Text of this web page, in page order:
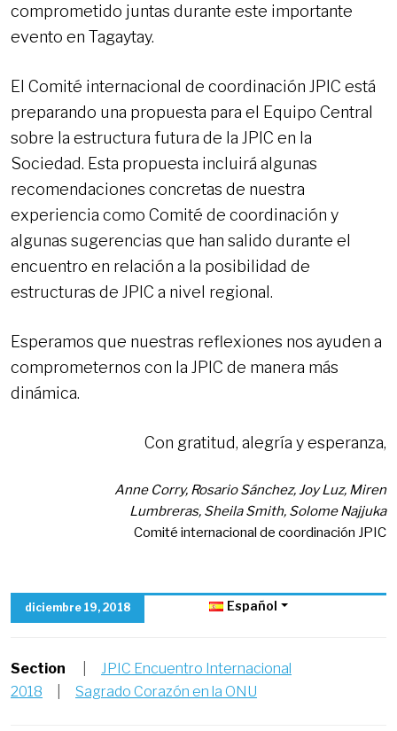
comprometido juntas durante este importante
evento en Tagaytay.
El Comité internacional de coordinación JPIC está
preparando una propuesta para el Equipo Central
sobre la estructura futura de la JPIC en la
Sociedad. Esta propuesta incluirá algunas
recomendaciones concretas de nuestra
experiencia como Comité de coordinación y
algunas sugerencias que han salido durante el
encuentro en relación a la posibilidad de
estructuras de JPIC a nivel regional.
Esperamos que nuestras reflexiones nos ayuden a
comprometernos con la JPIC de manera más
dinámica.
Con gratitud, alegría y esperanza,
Anne Corry, Rosario Sánchez, Joy Luz, Miren
Lumbreras, Sheila Smith, Solome Najjuka
Comité internacional de coordinación JPIC
diciembre 19, 2018 Español
Section
JPIC Encuentro Internacional
2018
Sagrado Corazón en la ONU